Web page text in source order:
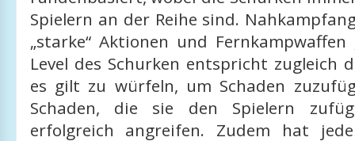
Spielern an der Reihe sind.
„starke“ Aktionen und Fernkampwaffen
Level des Schurken entspricht zugleich
es gilt zu würfeln, um Schaden
Schaden, die sie den Spielern
erfolgreich angreifen. Zudem hat